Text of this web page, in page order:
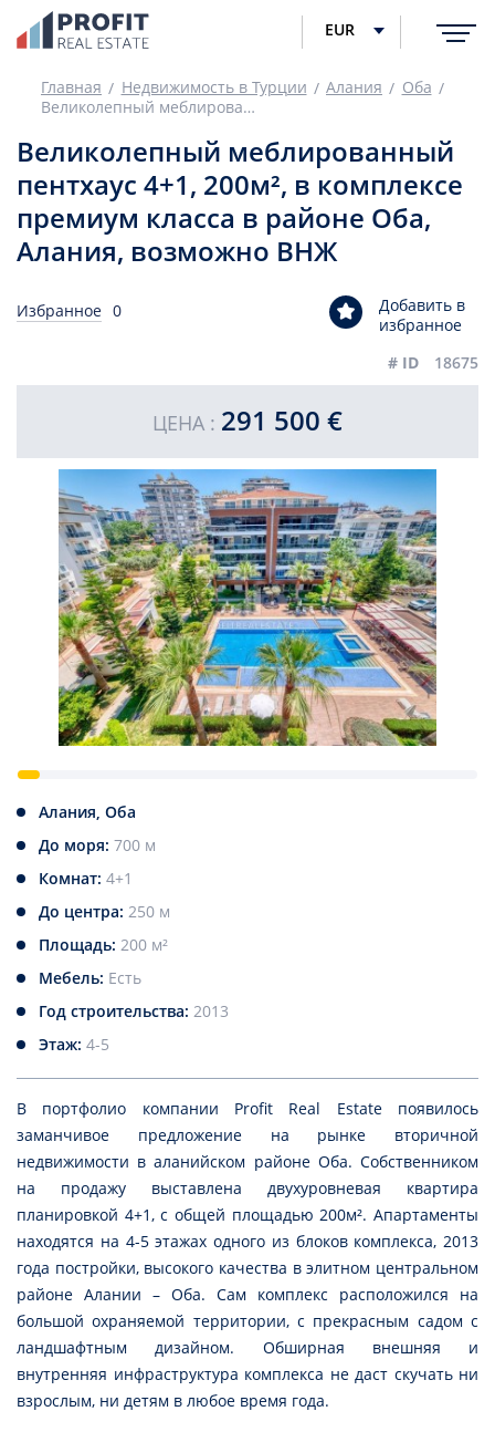
EUR
Главная Недвижимость в Турции Алания
Оба
Великолепный меблированный пентхаус 4+1, 200м², в комплексе премиум класса в районе Оба, Алания, возможно ВНЖ
Великолепный меблированный
пентхаус 4+1, 200м², в комплексе
премиум класса в районе Оба,
Алания, возможно ВНЖ
Избранное 0
Добавить в
избранное
# ID
18675
ЦЕНА : 291 500 €
Алания, Оба
До моря: 700 м
Комнат: 4+1
До центра: 250 м
Площадь: 200 м²
Мебель: Есть
Год строительства: 2013
Этаж: 4-5
В портфолио компании Profit Real Estate появилось
заманчивое предложение на рынке вторичной
недвижимости в аланийском районе Оба. Собственником
на продажу выставлена двухуровневая квартира
планировкой 4+1, с общей площадью 200м². Апартаменты
находятся на 4-5 этажах одного из блоков комплекса, 2013
года постройки, высокого качества в элитном центральном
районе Алании – Оба. Сам комплекс расположился на
большой охраняемой территории, с прекрасным садом с
ландшафтным дизайном. Обширная внешняя и
внутренняя инфраструктура комплекса не даст скучать ни
взрослым, ни детям в любое время года.